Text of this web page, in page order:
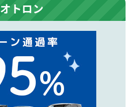
オトロン